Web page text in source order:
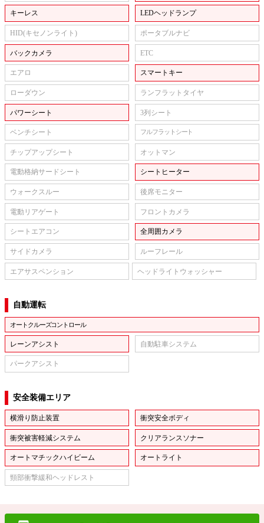
キーレス LEDヘッドランプ
HID(キセノンライト) ポータブルナビ
バックカメラ ETC
エアロ スマートキー
ローダウン ランフラットタイヤ
パワーシート 3列シート
ベンチシート フルフラットシート
チップアップシート オットマン
電動格納サードシート シートヒーター
ウォークスルー 後席モニター
電動リアゲート フロントカメラ
シートエアコン 全周囲カメラ
サイドカメラ ルーフレール
エアサスペンション ヘッドライトウォッシャー
自動運転
オートクルーズコントロール
レーンアシスト 自動駐車システム
パークアシスト
安全装備エリア
横滑り防止装置 衝突安全ボディ
衝突被害軽減システム クリアランスソナー
オートマチックハイビーム オートライト
頸部衝撃緩和ヘッドレスト